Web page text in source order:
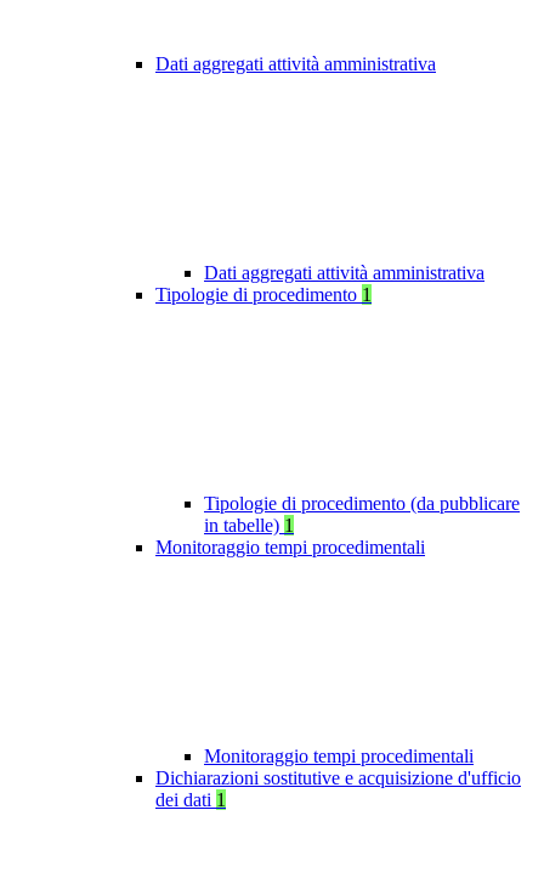
Dati aggregati attività amministrativa
Dati aggregati attività amministrativa
Tipologie di procedimento 1
Tipologie di procedimento (da pubblicare
in tabelle) 1
Monitoraggio tempi procedimentali
Monitoraggio tempi procedimentali
Dichiarazioni sostitutive e acquisizione d'ufficio
dei dati 1